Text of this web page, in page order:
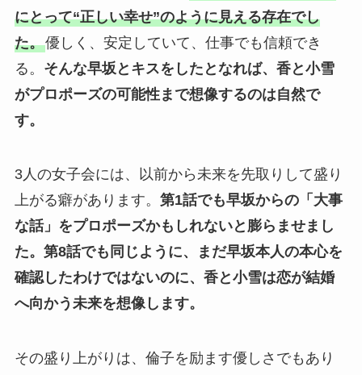
にとって“正しい幸せ”のように見える存在でし
た。優しく、安定していて、仕事でも信頼でき
る。 そんな早坂とキスをしたとなれば、香と小雪
がプロポーズの可能性まで想像するのは自然で
す。
3人の女子会には、以前から未来を先取りして盛り
上がる癖があります。 第1話でも早坂からの「大事
な話」をプロポーズかもしれないと膨らませまし
た。 第8話でも同じように、まだ早坂本人の本心を
確認したわけではないのに、香と小雪は恋が結婚
へ向かう未来を想像します。
その盛り上がりは、倫子を励ます優しさでもあり